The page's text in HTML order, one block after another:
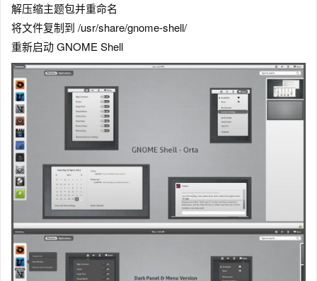
解压缩主题包并重命名
将文件复制到 /usr/share/gnome-shell/
重新启动 GNOME Shell